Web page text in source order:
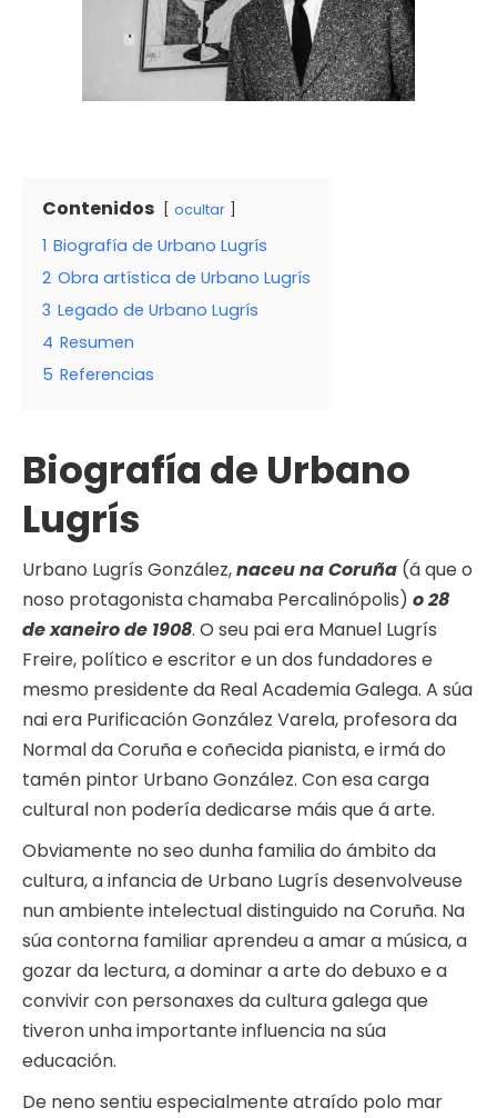
Contenidos ocultar
1 Biografía de Urbano Lugrís
2 Obra artística de Urbano Lugrís
3 Legado de Urbano Lugrís
4 Resumen
5 Referencias
Biografía de Urbano
Lugrís
Urbano Lugrís González,naceu na Coruña (á que o
noso protagonista chamaba Percalinópolis) o 28
de xaneiro de 1908. O seu pai era Manuel Lugrís
Freire, político e escritor e un dos fundadores e
mesmo presidente da Real Academia Galega. A súa
nai era Purificación González Varela, profesora da
Normal da Coruña e coñecida pianista, e irmá do
tamén pintor Urbano González. Con esa carga
cultural non podería dedicarse máis que á arte.
Obviamente no seo dunha familia do ámbito da
cultura, a infancia de Urbano Lugrís desenvolveuse
nun ambiente intelectual distinguido na Coruña. Na
súa contorna familiar aprendeu a amar a música, a
gozar da lectura, a dominar a arte do debuxo e a
convivir con personaxes da cultura galega que
tiveron unha importante influencia na súa
educación.
De neno sentiu especialmente atraído polo mar